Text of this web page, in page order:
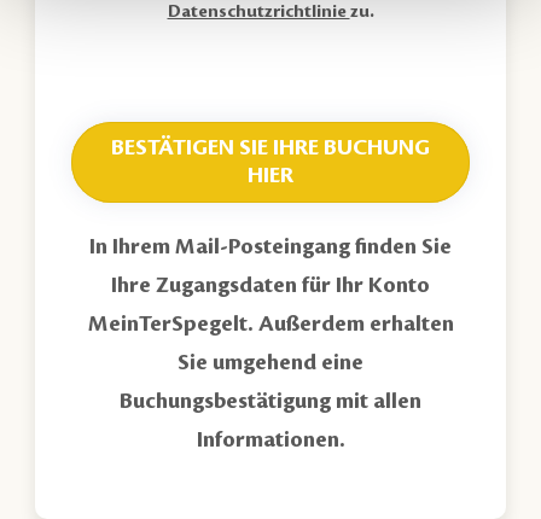
Datenschutzrichtliniezu.
BESTÄTIGEN SIE IHRE BUCHUNG
HIER
In Ihrem Mail-Posteingang finden Sie
Ihre Zugangsdaten für Ihr Konto
MeinTerSpegelt. Außerdem erhalten
Sie umgehend eine
Buchungsbestätigung mit allen
Informationen.